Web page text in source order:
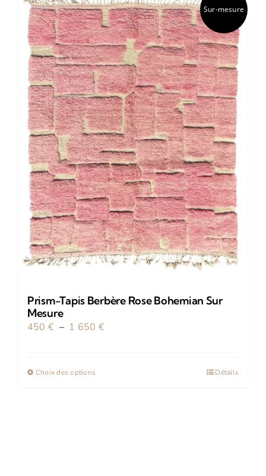
Sur-mesure
Prism-Tapis Berbère Rose Bohemian Sur
Mesure
450 € – 1 650 €
Choix des options Détails